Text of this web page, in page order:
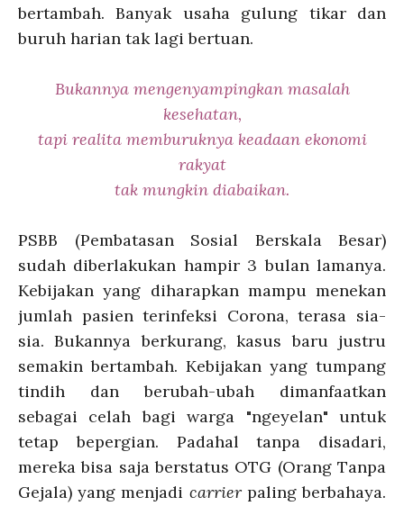
bertambah. Banyak usaha gulung tikar dan
buruh harian tak lagi bertuan.
Bukannya mengenyampingkan masalah
kesehatan,
tapi realita memburuknya keadaan ekonomi
rakyat
tak mungkin diabaikan.
PSBB (Pembatasan Sosial Berskala Besar)
sudah diberlakukan hampir 3 bulan lamanya.
Kebijakan yang diharapkan mampu menekan
jumlah pasien terinfeksi Corona, terasa sia-
sia. Bukannya berkurang, kasus baru justru
semakin bertambah. Kebijakan yang tumpang
tindih dan berubah-ubah dimanfaatkan
sebagai celah bagi warga "ngeyelan" untuk
tetap bepergian. Padahal tanpa disadari,
mereka bisa saja berstatus OTG (Orang Tanpa
Gejala) yang menjadi carrierpaling berbahaya.